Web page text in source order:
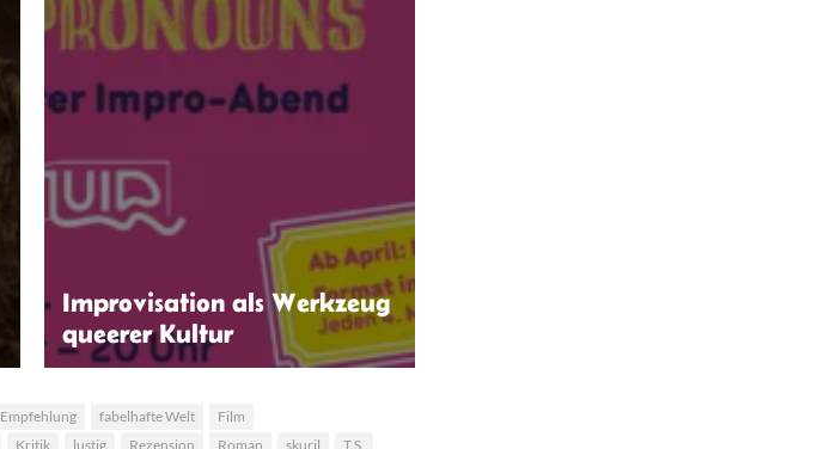
Improvisation als Werkzeug
queerer Kultur
Empfehlung fabelhafte Welt
Film
Kritik lustig Rezension Roman skuril T.S.